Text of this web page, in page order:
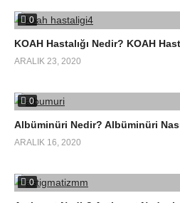
0
KOAH Hastalığı Nedir? KOAH
ARALIK 23, 2020
0
Albüminüri Nedir? Albüminüri
ARALIK 16, 2020
0